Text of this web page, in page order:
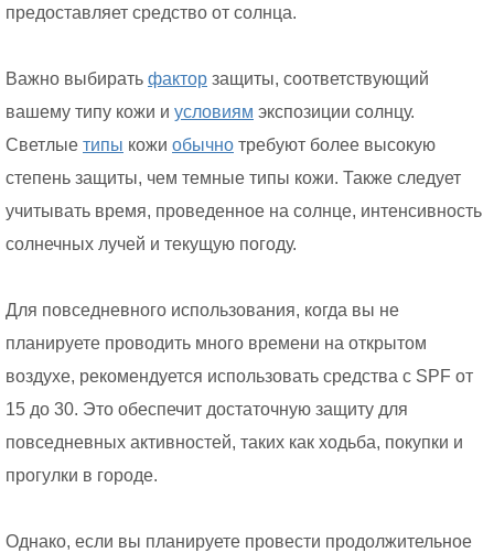
предоставляет средство от солнца.
Важно выбирать фактор защиты, соответствующий
вашему типу кожи и условиям экспозиции солнцу.
Светлые типы кожи обычно требуют более высокую
степень защиты, чем темные типы кожи. Также следует
учитывать время, проведенное на солнце, интенсивность
солнечных лучей и текущую погоду.
Для повседневного использования, когда вы не
планируете проводить много времени на открытом
воздухе, рекомендуется использовать средства с SPF от
15 до 30. Это обеспечит достаточную защиту для
повседневных активностей, таких как ходьба, покупки и
прогулки в городе.
Однако, если вы планируете провести продолжительное